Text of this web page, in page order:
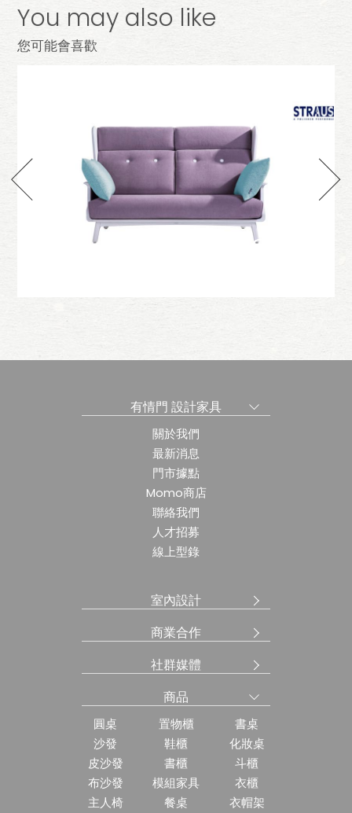
You may also like
您可能會喜歡
Bel Canto
有情門 設計家具
關於我們
最新消息
門市據點
Momo商店
聯絡我們
人才招募
線上型錄
室內設計
商業合作
社群媒體
商品
圓桌
沙發
皮沙發
布沙發
主人椅
置物櫃
鞋櫃
書櫃
模組家具
餐桌
書桌
化妝桌
斗櫃
衣櫃
衣帽架